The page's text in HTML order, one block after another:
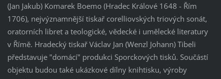
(Jan Jakub) Komarek Boemo (Hradec Králové 1648 - Řím
1706), nejvýznamnější tiskař corelliovských triových sonát,
oratorních libret a teologické, vědecké i umělecké literatury
v Římě. Hradecký tiskař Václav Jan (Wenzl Johann) Tibeli
představuje "domácí" produkci Sporckových tisků. Součástí
objektu budou také ukázkové dílny knihtisku, výroby